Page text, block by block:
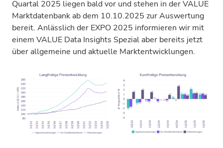
Quartal 2025 liegen bald vor und stehen in der VALUE
Marktdatenbank ab dem 10.10.2025 zur Auswertung
bereit. Anlässlich der EXPO 2025 informieren wir mit
einem VALUE Data Insights Spezial aber bereits jetzt
über allgemeine und aktuelle Marktentwicklungen.